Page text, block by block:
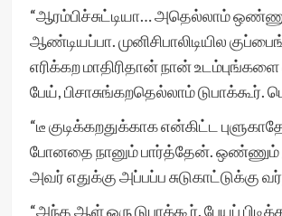
“ஆரம்பிச்சுட்டியா… அதெல்லாம்
ஆண்டியப்பா. முனிசிபாலிடியில
எரிக்கற மாதிரிதான் நான்
பேய், பிசாசுங்கறதெல்லாம் டுபாக்கூர்.
“டீ குடிக்கறதுக்காக என்கிட்ட
போனதை நானும் பார்த்தேன். ஒண்ணும்
அவர் எதுக்கு அப்பப்ப சுடுகாட்டுக்கு
“அந்த ஆள் ஒரு டுபாக்கூர். பேயப்